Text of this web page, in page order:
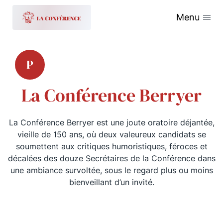
Menu
P
La Conférence Berryer
La Conférence Berryer est une joute oratoire déjantée,
vieille de 150 ans, où deux valeureux candidats se
soumettent aux critiques humoristiques, féroces et
décalées des douze Secrétaires de la Conférence dans
une ambiance survoltée, sous le regard plus ou moins
bienveillant d’un invité.